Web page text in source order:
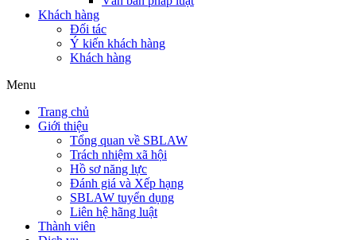
Khách hàng
Đối tác
Ý kiến khách hàng
Khách hàng
Menu
Trang chủ
Giới thiệu
Tổng quan về SBLAW
Trách nhiệm xã hội
Hồ sơ năng lực
Đánh giá và Xếp hạng
SBLAW tuyển dụng
Liên hệ hãng luật
Thành viên